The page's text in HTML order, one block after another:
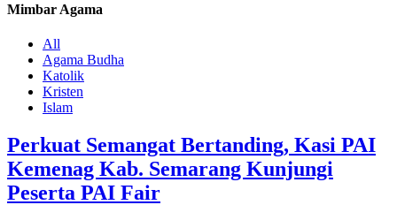
Mimbar Agama
All
Agama Budha
Katolik
Kristen
Islam
Perkuat Semangat Bertanding, Kasi PAI
Kemenag Kab. Semarang Kunjungi
Peserta PAI Fair